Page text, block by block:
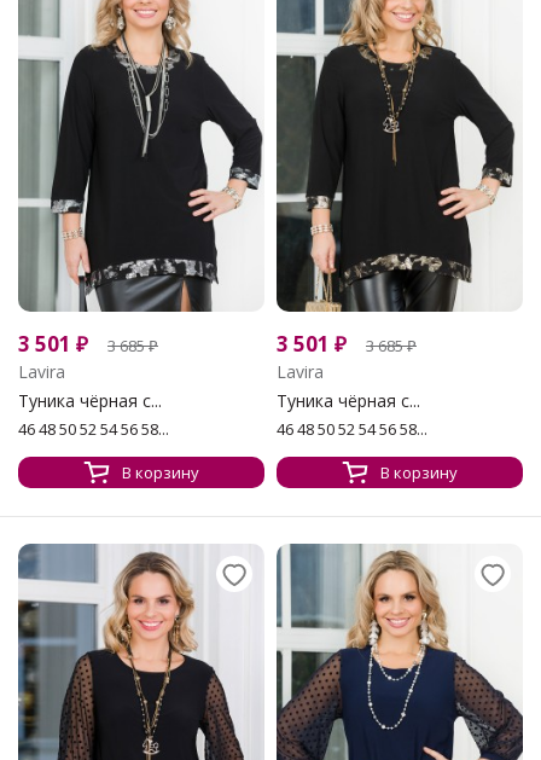
3 501 ₽ 3 685₽
Lavira
Туника чёрная с...
46 48 50 52 54 56 58...
В корзину
3 501 ₽ 3 685₽
Lavira
Туника чёрная с...
46 48 50 52 54 56 58...
В корзину